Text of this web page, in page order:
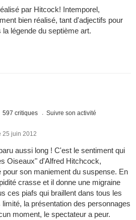
par Hitcock! Intemporel,
bien réalisé, tant d'adjectifs pour
légende du septième art.
597 critiques Suivre son activité
25 juin 2012
aussi long ! C'est le sentiment qui
Oiseaux" d'Alfred Hitchcock,
pour son maniement du suspense. En
crasse et il donne une migraine
ces piafs qui braillent dans tous les
la présentation des personnages
moment, le spectateur a peur.